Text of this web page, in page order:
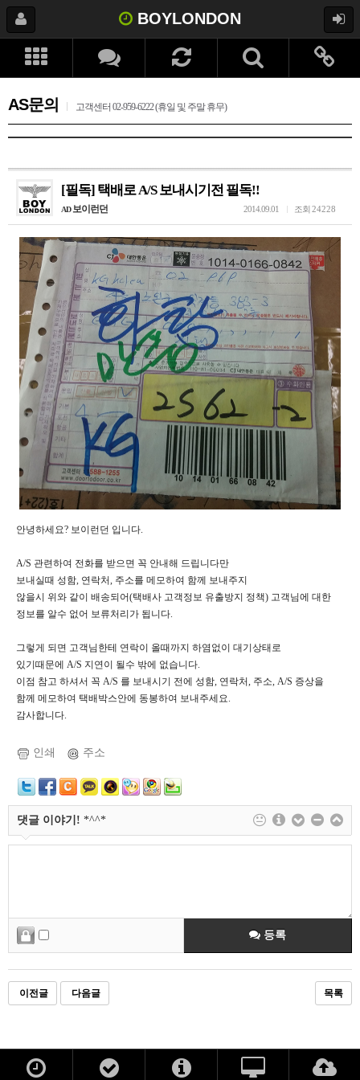
BOYLONDON
AS문의 고객센터 02-959-6222 (휴일 및 주말 휴무)
[필독] 택배로 A/S 보내시기전 필독!!
AD 보이런던 조회24228
2014.09.01
안녕하세요? 보이런던 입니다.
A/S 관련하여 전화를 받으면 꼭 안내해 드립니다만
보내실때 성함, 연락처, 주소를 메모하여 함께 보내주지
않을시 위와 같이 배송되어(택배사 고객정보 유출방지 정책) 고객님에 대한
정보를 알수 없어 보류처리가 됩니다.
그렇게 되면 고객님한테 연락이 올때까지 하염없이 대기상태로
있기때문에 A/S 지연이 될수 밖에 없습니다.
이점 참고 하셔서 꼭 A/S 를 보내시기 전에 성함, 연락처, 주소, A/S 증상을
함께 메모하여 택배박스안에 동봉하여 보내주세요.
감사합니다.
인쇄 주소
댓글 이야기! *^^*
등록
이전글 다음글 목록